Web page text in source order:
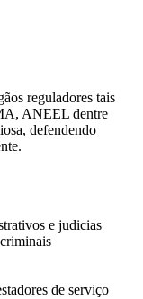
reguladores tais
ANEEL dentre
defendendo
e judicias
de serviço